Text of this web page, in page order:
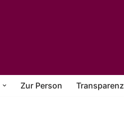
Zur Person Transparenz